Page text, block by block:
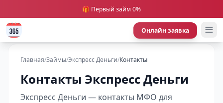
🎁 Первый займ 0%
Онлайн заявка
Главная/Займы/Экспресс Деньги/Контакты
Контакты Экспресс Деньги
Экспресс Деньги — контакты МФО для